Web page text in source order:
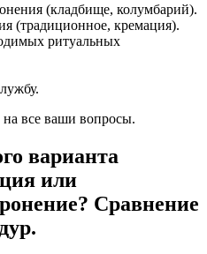
(кладбище, колумбарий).
(традиционное, кремация).
ритуальных
все ваши вопросы.
варианта
или
Сравнение